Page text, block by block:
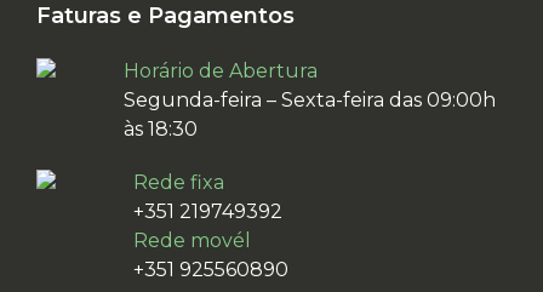
Faturas e Pagamentos
Horário de Abertura
Segunda-feira – Sexta-feira das 09:00h
às 18:30
Rede fixa
+351 219749392
Rede movél
+351 925560890